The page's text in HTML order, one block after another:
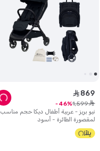
نيو بريز - عربية أطفال ديكا حجم مناسب
لمقصورة الطائرة - أسود
ê 869
ê
1,599
46